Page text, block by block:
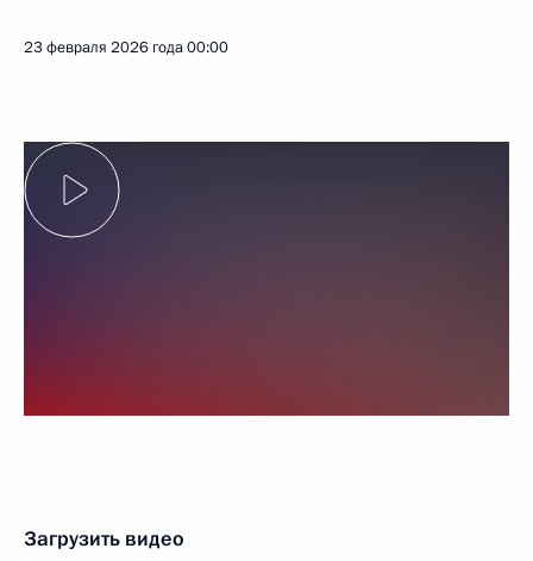
23 февраля 2026 года00:00
Загрузить видео